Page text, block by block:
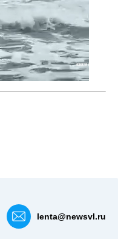
lenta@newsvl.ru